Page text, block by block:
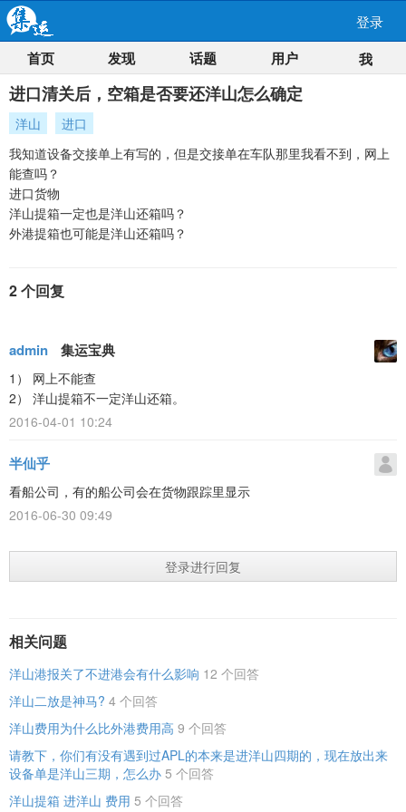
登录
首页 发现 话题 用户 我
进口清关后，空箱是否要还洋山怎么确定
洋山
进口
我知道设备交接单上有写的，但是交接单在车队那里我看不到，网上
能查吗？
进口货物
洋山提箱一定也是洋山还箱吗？
外港提箱也可能是洋山还箱吗？
2 个回复
admin 集运宝典
1） 网上不能查
2） 洋山提箱不一定洋山还箱。
2016-04-01 10:24
半仙乎
看船公司，有的船公司会在货物跟踪里显示
2016-06-30 09:49
登录进行回复
相关问题
洋山港报关了不进港会有什么影响 12 个回答
洋山二放是神马? 4 个回答
洋山费用为什么比外港费用高 9 个回答
请教下，你们有没有遇到过APL的本来是进洋山四期的，现在放出来
设备单是洋山三期，怎么办 5 个回答
洋山提箱 进洋山 费用 5 个回答